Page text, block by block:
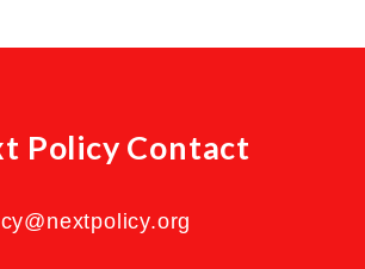
Policy Contact